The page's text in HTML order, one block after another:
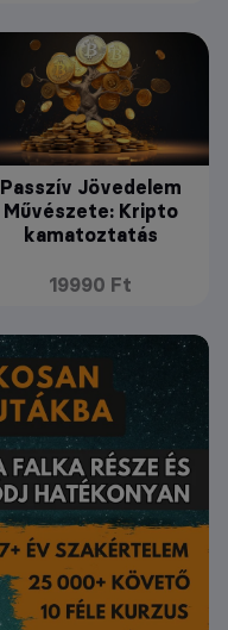
Passzív Jövedelem
Művészete: Kripto
kamatoztatás
19990 Ft